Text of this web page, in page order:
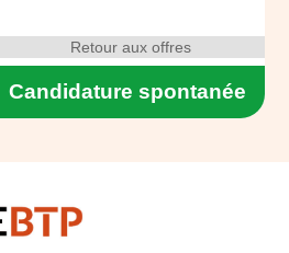
Candidature spontanée
Retour aux offres